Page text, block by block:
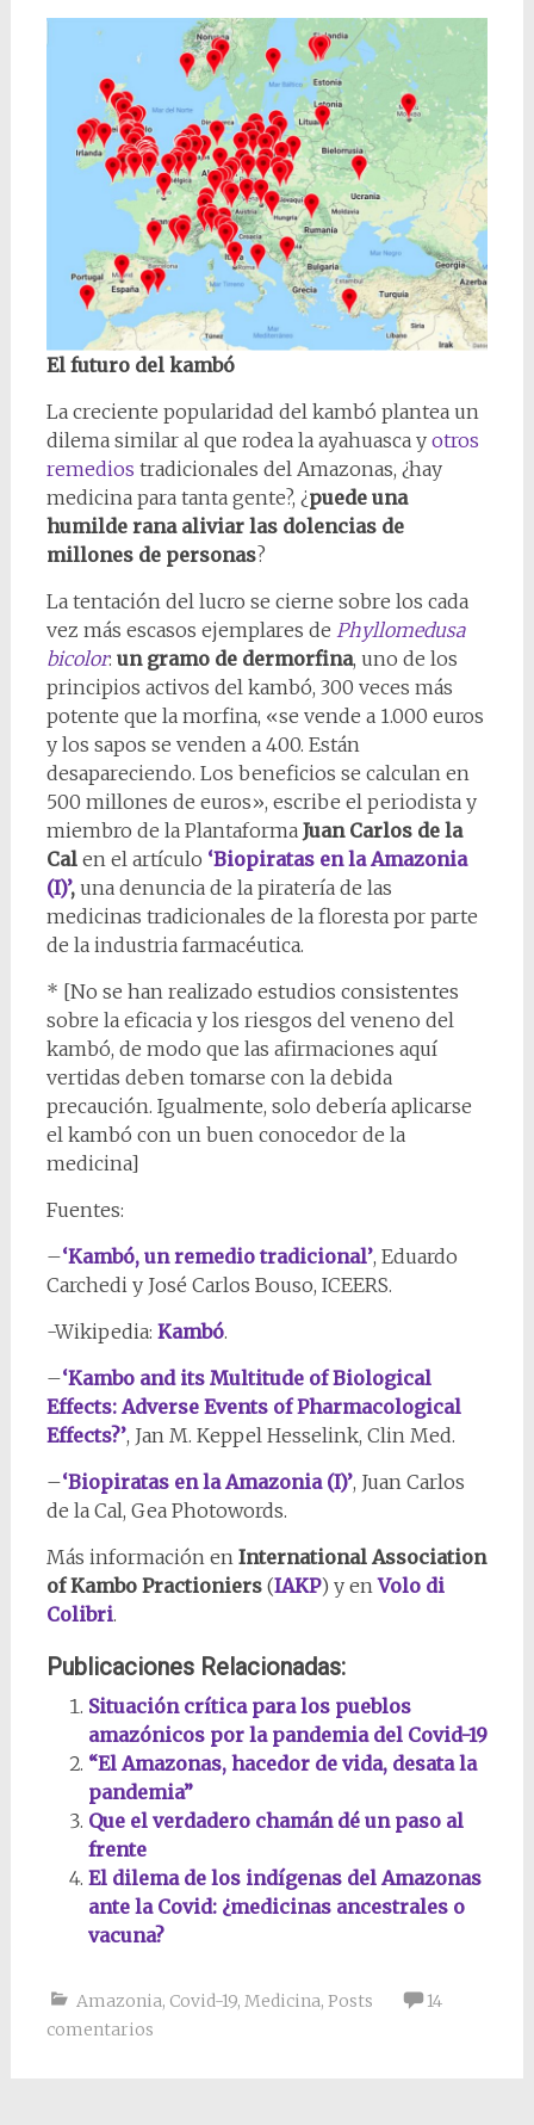
El futuro del kambó
La creciente popularidad del kambó plantea un
dilema similar al que rodea la ayahuasca y otros
remedios tradicionales del Amazonas, ¿hay
medicina para tanta gente?, ¿puede una
humilde rana aliviar las dolencias de
millones de personas?
La tentación del lucro se cierne sobre los cada
vez más escasos ejemplares de Phyllomedusa
bicolor: un gramo de dermorfina, uno de los
principios activos del kambó, 300 veces más
potente que la morfina, «se vende a 1.000 euros
y los sapos se venden a 400. Están
desapareciendo. Los beneficios se calculan en
500 millones de euros», escribe el periodista y
miembro de la Plantaforma Juan Carlos de la
Calen el artículo ‘Biopiratas en la Amazonia
(I)’, una denuncia de la piratería de las
medicinas tradicionales de la floresta por parte
de la industria farmacéutica.
* [No se han realizado estudios consistentes
sobre la eficacia y los riesgos del veneno del
kambó, de modo que las afirmaciones aquí
vertidas deben tomarse con la debida
precaución. Igualmente, solo debería aplicarse
el kambó con un buen conocedor de la
medicina]
Fuentes:
–‘Kambó, un remedio tradicional’, Eduardo
Carchedi y José Carlos Bouso, ICEERS.
-Wikipedia: Kambó.
–‘Kambo and its Multitude of Biological
Effects: Adverse Events of Pharmacological
Effects?’, Jan M. Keppel Hesselink, Clin Med.
–‘Biopiratas en la Amazonia (I)’, Juan Carlos
de la Cal, Gea Photowords.
Más información en International Association
of Kambo Practioniers(IAKP) y enVolo di
Colibri.
Publicaciones Relacionadas:
Situación crítica para los pueblos
amazónicos por la pandemia del Covid-19
“El Amazonas, hacedor de vida, desata la
pandemia”
Que el verdadero chamán dé un paso al
frente
El dilema de los indígenas del Amazonas
ante la Covid: ¿medicinas ancestrales o
vacuna?
Amazonia, Covid-19, Medicina, Posts
14
comentarios